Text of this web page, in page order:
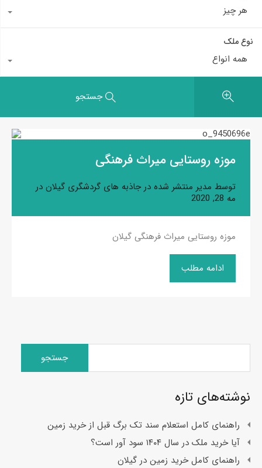
هر چیز
نوع ملک
همه انواع
جستجو
موزه روستایی میراث فرهنگی
توسط مدیر منتشر شده درجاذبه های گردشگری گیلان در
مه 28, 2020
موزه روستایی میراث فرهنگی گیلان
ادامه مطلب
جستجو
نوشته‌های تازه
راهنمای کامل استعلام سند تک برگ قبل از خرید زمین
آیا خرید ملک در سال ۱۴۰۴ سود آور است؟
راهنمای کامل خرید زمین در گیلان